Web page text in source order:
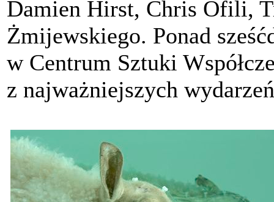
Damien Hirst, Chris Ofili,
Żmijewskiego. Ponad
w Centrum Sztuki
z najważniejszych